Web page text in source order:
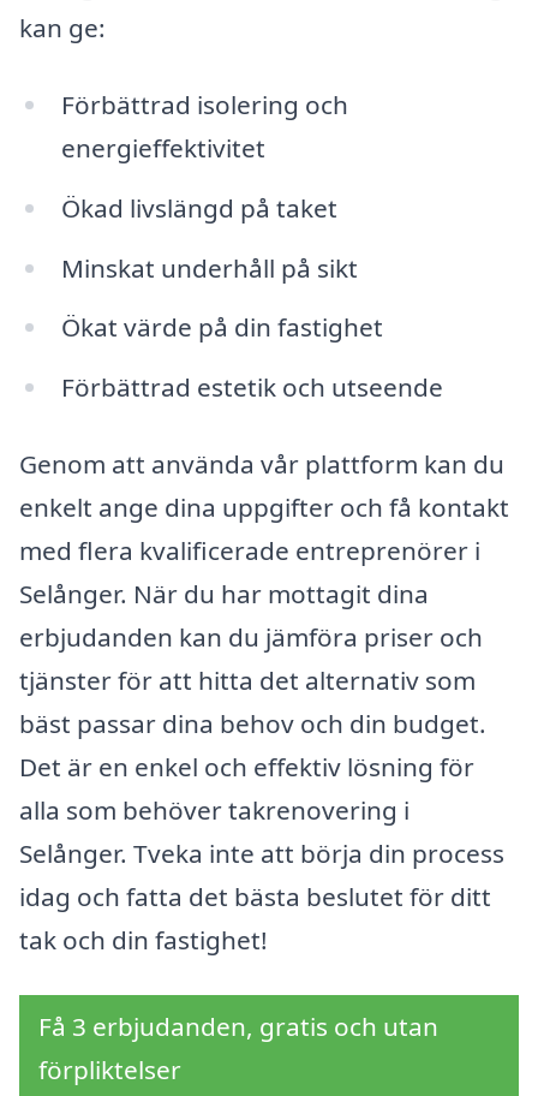
kan ge:
Förbättrad isolering och
energieffektivitet
Ökad livslängd på taket
Minskat underhåll på sikt
Ökat värde på din fastighet
Förbättrad estetik och utseende
Genom att använda vår plattform kan du
enkelt ange dina uppgifter och få kontakt
med flera kvalificerade entreprenörer i
Selånger. När du har mottagit dina
erbjudanden kan du jämföra priser och
tjänster för att hitta det alternativ som
bäst passar dina behov och din budget.
Det är en enkel och effektiv lösning för
alla som behöver takrenovering i
Selånger. Tveka inte att börja din process
idag och fatta det bästa beslutet för ditt
tak och din fastighet!
Få 3 erbjudanden, gratis och utan
förpliktelser